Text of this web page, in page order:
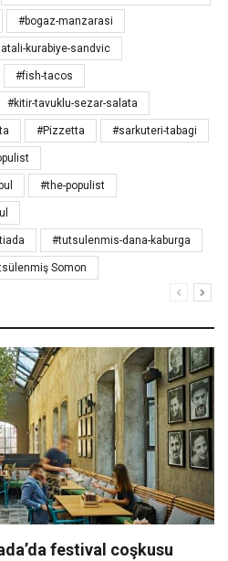
#bogaz-manzarasi
kurabiye-sandvic
#fish-tacos
#kitir-tavuklu-sezar-salata
#Pizzetta #sarkuteri-tabagi
#the-populist
#tutsulenmis-dana-kaburga
Somon
festival coşkusu